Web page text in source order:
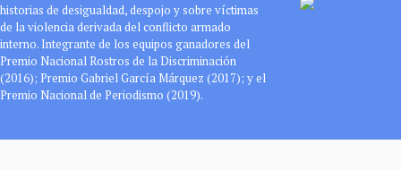
historias de desigualdad, despojo y sobre víctimas
de la violencia derivada del conflicto armado
interno. Integrante de los equipos ganadores del
Premio Nacional Rostros de la Discriminación
(2016); Premio Gabriel García Márquez (2017); y el
Premio Nacional de Periodismo (2019).